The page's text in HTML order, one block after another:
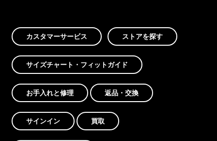
カスタマーサービス ストアを探す
サイズチャート・フィットガイド
お手入れと修理 返品・交換
サインイン 買取